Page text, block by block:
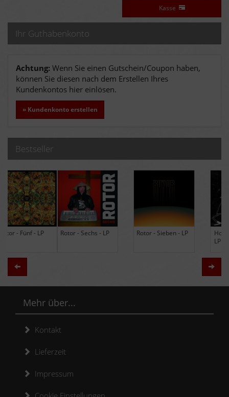
Kasse
Ihr Guthabenkonto
Achtung: Wenn Sie einen Gutschein/Coupon haben,
können Sie diesen nach dem Erstellen Ihres
Kundenkontos hier einlösen.
» Kundenkonto erstellen
Bestseller
Rotor - Sechs - LP Rotor - Sieben - LP
Hodja - The Band -
LP (Limited Edition
Zurück
Mehr über...
Kontakt
Lieferzeit
Impressum